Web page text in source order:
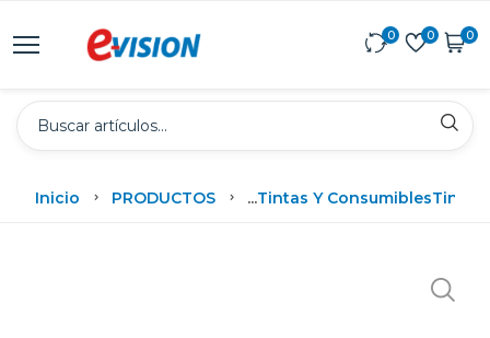
0 0 0
Inicio PRODUCTOS ...Tintas Y ConsumiblesTintas